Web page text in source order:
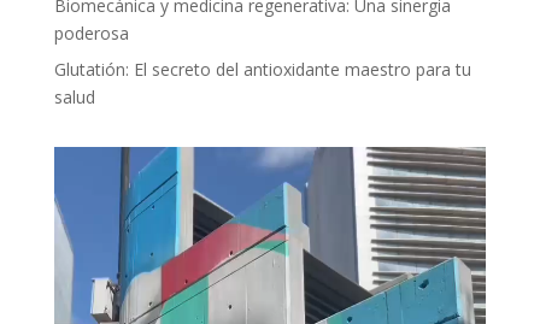
Biomecánica y medicina regenerativa: Una sinergia
poderosa
Glutatión: El secreto del antioxidante maestro para tu
salud